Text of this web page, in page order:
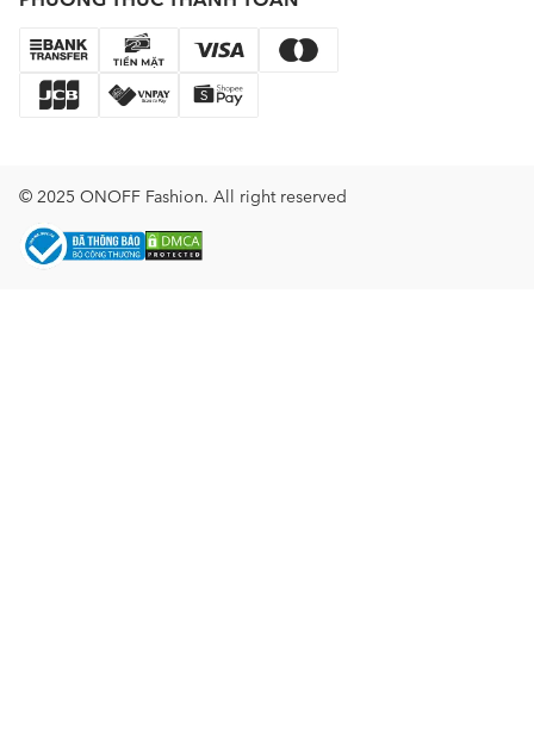
© 2025 ONOFF Fashion. All right reserved